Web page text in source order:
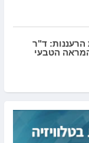
ד"ר
המראה הטבעי